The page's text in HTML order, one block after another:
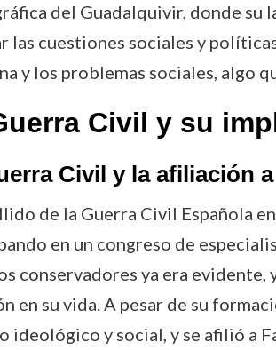
del Guadalquivir, donde su
las cuestiones sociales y
y los problemas sociales, algo
Civil y su
Civil y la afiliación
de la Guerra Civil Española
en un congreso de
conservadores ya era evidente,
en su vida. A pesar de su
ideológico y social, y se afilió a